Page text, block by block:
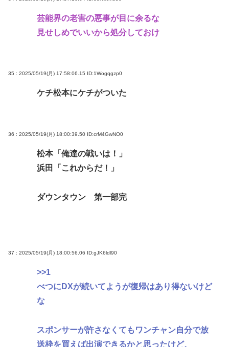
芸能界の老害の悪事が目に余るな
見せしめでいいから処分しておけ
35 : 2025/05/19(月) 17:58:06.15 ID:1Wogqgzp0
ケチ松本にケチがついた
36 : 2025/05/19(月) 18:00:39.50 ID:crM4GwNO0
松本「俺達の戦いは！」
浜田「これからだ！」
ダウンタウン 第一部完
37 : 2025/05/19(月) 18:00:56.06 ID:gJK6ldl90
>>1
べつにDXが続いてようが復帰はあり得ないけど
な
スポンサーが許さなくてもワンチャン自分で放
送枠を買えば出演できるかと思ったけど、